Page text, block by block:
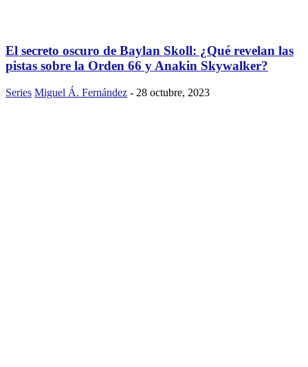
El secreto oscuro de Baylan Skoll: ¿Qué revelan las
pistas sobre la Orden 66 y Anakin Skywalker?
Series Miguel Á. Fernández - 28 octubre, 2023